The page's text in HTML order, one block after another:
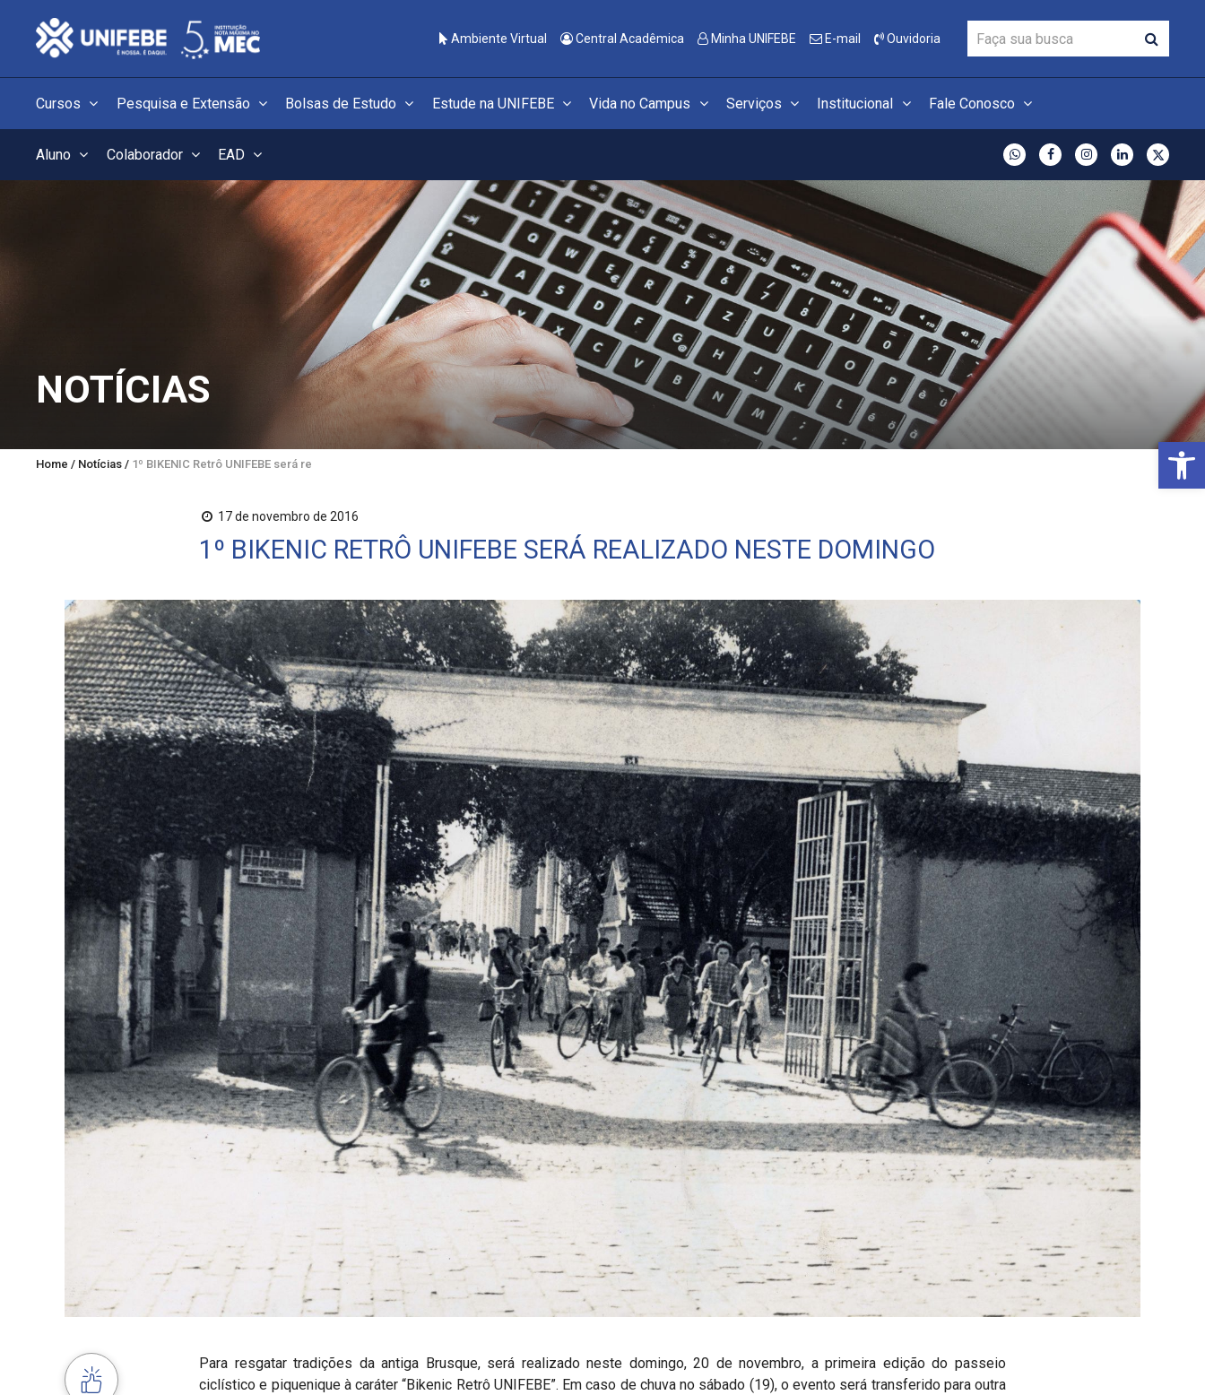
Ambiente Virtual Central Acadêmica Minha UNIFEBE E-mail Ouvidoria
Cursos Pesquisa e Extensão Bolsas de Estudo Estude na UNIFEBE Vida no Campus Serviços Institucional Fale Conosco
Aluno Colaborador EAD
NOTÍCIAS
Home / Notícias / 1º BIKENIC Retrô UNIFEBE será realizado neste domingo
17 de novembro de 2016
1º BIKENIC RETRÔ UNIFEBE SERÁ REALIZADO NESTE DOMINGO
Para resgatar tradições da antiga Brusque, será realizado neste domingo, 20 de novembro, a primeira edição do passeio
ciclístico e piquenique à caráter “Bikenic Retrô UNIFEBE”. Em caso de chuva no sábado (19), o evento será transferido para outra